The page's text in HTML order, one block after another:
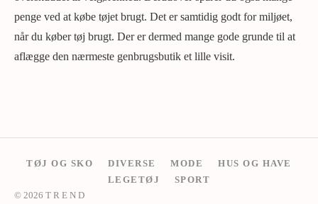
penge ved at købe tøjet brugt. Det er samtidig godt for miljøet,
når du køber tøj brugt. Der er dermed mange gode grunde til at
aflægge den nærmeste genbrugsbutik et lille visit.
TØJ OG SKO DIVERSE MODE
HUS OG HAVE
LEGETØJ
SPORT
© 2026 T R E N D